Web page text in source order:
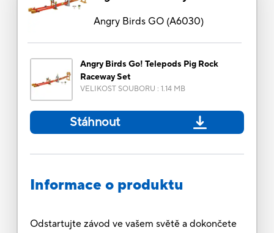
Angry Birds GO(A6030)
Angry Birds Go! Telepods Pig Rock
Raceway Set
VELIKOST SOUBORU : 1.14 MB
Stáhnout
Informace o produktu
Odstartujte závod ve vašem světě a dokončete